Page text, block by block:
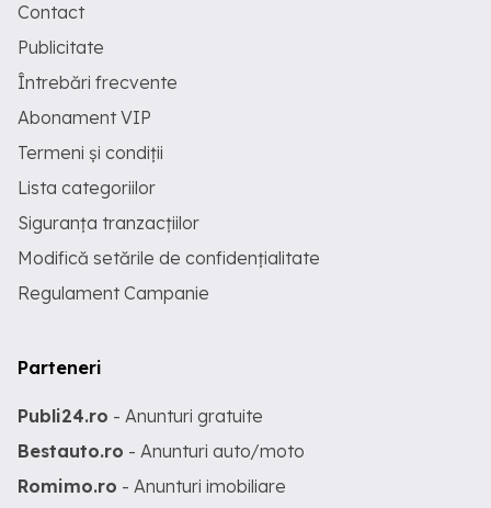
Contact
Publicitate
Întrebări frecvente
Abonament VIP
Termeni și condiții
Lista categoriilor
Siguranța tranzacțiilor
Modifică setările de confidențialitate
Regulament Campanie
Parteneri
Publi24.ro - Anunturi gratuite
Bestauto.ro - Anunturi auto/moto
Romimo.ro - Anunturi imobiliare